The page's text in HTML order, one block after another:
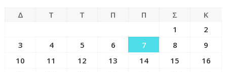
Δ Τ Τ Π Π Σ
Κ
1
2
3
4 5 6 7 8
9
10
11 12 13 14 15
16